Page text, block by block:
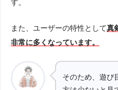
す。
また、ユーザーの特性として真
非常に多くなっています。
そのため、遊び